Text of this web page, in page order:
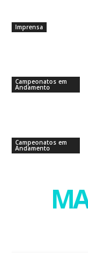
Imprensa
Campeonatos em
Andamento
Campeonatos em
Andamento